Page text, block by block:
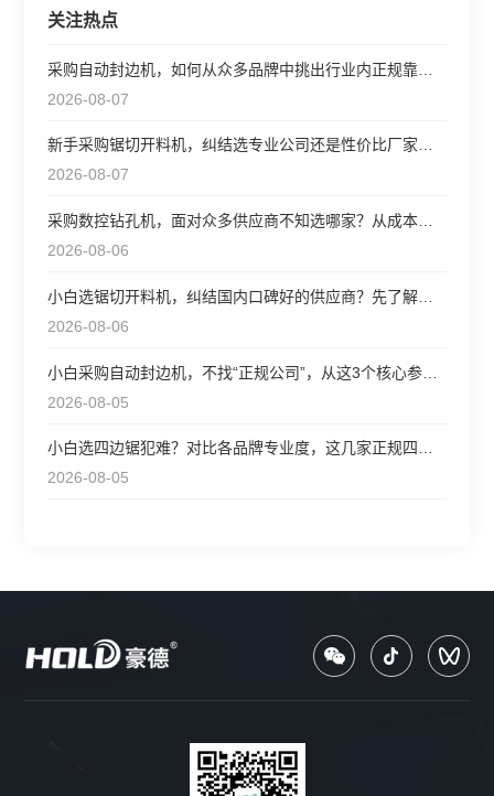
关注热点
采购自动封边机，如何从众多品牌中挑出行业内正规靠谱、成本
2026-08-07
新手采购锯切开料机，纠结选专业公司还是性价比厂家？看完这
2026-08-07
采购数控钻孔机，面对众多供应商不知选哪家？从成本和效率出
2026-08-06
小白选锯切开料机，纠结国内口碑好的供应商？先了解这些参数
2026-08-06
小白采购自动封边机，不找“正规公司”，从这3个核心参数选更靠
2026-08-05
小白选四边锯犯难？对比各品牌专业度，这几家正规四边锯值得
2026-08-05